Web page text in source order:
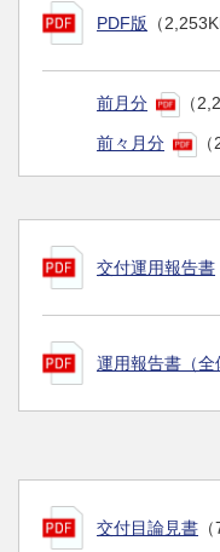
PDF版 （
前月分 （
前々月分
交付運用報告書
運用報告書（全
交付目論見書